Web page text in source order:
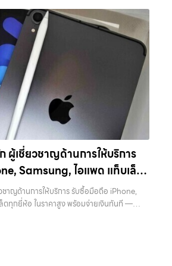
บางนา, บางพลี, เกษตรนวมินทร์, เสนานิคม,
รับซื้อโทรศัพท์, รับซื้อแมคบุค, รับซื้อโน๊ตบุ๊ค, รับ
ๆ เกี่ยวกับสินค้าไอที กรุงเทพฯ – เราพร้อมให้
เรา เราให้บริการแบบครบวงจรสำหรับลูกค้าที่
ว่าจะเป็น: รับซื้อไอโฟน ทุกรุ่น…
ารเงินด่วน เราจึงมอบบริการประเมินสภาพ
มยุ่งยากทั้งหลาย โดยเน้น โปร่งใส มั่นใจได้ และ
ายสำเร็จ บริการของเราครอบคลุมทั้ง iPhone
ทุกรุ่น, iPad และแท็บเล็ตทุกแบรนด์ เรารับถึงแม้
กแต่งแล้ว หรือมีรอยบ้าง เพราะมูลค่าของเครื่อง
ยู่กับสภาพจริง ความครบชุด และความสะดวกใน
ห้บริการในเขต ลาดพร้าว, รัชดา, บางรัก,
, รามอินทรา, บางนา, บางพลี, เกษตรนวมินทร์,
ที่ ไม่ว่าคุณจะค้นหาคำว่า “รับซื้อมือถือใกล้ฉัน”,
ทพ”, “ขาย iPad ได้ราคา”, “รับซื้อแท็บเล็ต
Samsung มือสอง ราคาสูง” — ที่นี่คือคำตอบ
ให้คุณได้รับราคาและความสะดวกสบายที่เหนือ
ริการที่คุณไว้วางใจ พร้อมทีมงานที่พร้อม
งที่ ตรวจสภาพอย่างมืออาชีพ และจ่ายเงินทันที
รณ์ของคุณเป็นเรื่องง่ายขึ้น ดีกว่า รวดเร็วกว่า
กเรา ผู้เชี่ยวชาญด้านการให้บริการ รับซื้อมือถือ
ด แท็บเล็ตทุกยี่ห้อ ในราคาสูง พร้อมจ่ายเงิน
ค วัชรพล รามอินทรา รับซื้อโน๊ตบุ๊คกรุงเทพ —
,รับซื้อโน๊ตบุ๊ค,รับซื้อไอโฟน, รับซื้อไอแพด, รับซื้อ
ริการครอบคลุมทั่วกรุงเทพ และพื้นที่ใกล้เคียง
มีบริการ รับซื้อแมคบุค,รับซื้อโน๊ตบุ๊ค,รับซื้อไอโฟน,
หรือ รับซื้อแท็บเล็ต บริการครอบคลุมทั่ว
งเทพ รับซื้อ iPad และแท็บเล็ตทุกแบรนด์ ทุก
เร็ว ประสบการณ์เหนือระดับกับการ รับซื้อไอ
มือถือ ยินดีต้อนรับสู่ “รับซื้อขายมือถือ.com”
ำหรับบริการ รับซื้อ มือถือ iPhone, Samsung,
ราคาสูง พร้อมจ่ายเงินทันที ครอบคลุมพื้นที่
จ้งวัฒนะ, บางแค, วัชรพล, รามอินทรา และเขต
ที่สุด ในยุคที่สมาร์ทโฟน แท็บเล็ต และอุปกรณ์ไอที
วงเวลา อุปกรณ์ที่คุณใช้แล้วอาจกลายเป็นของ
ซต์ของเราจึงเกิดขึ้นเพื่อเป็นทางเลือกให้คุณ
ใช้แล้วให้กลายเป็นเงินสดได้ทันที ด้วยบริการ รับ
ซื้อมือถือ, รับซื้อโทรศัพท์, รับซื้อโน๊ตบุ๊ค, รับซื้อ
งเทพมหานคร อย่างครบวงจร ไม่ว่าคุณจะอยู่
ผู้เชี่ยวชาญด้านการให้บริการ
Samsung, ไอแพด แท็บเล็ต
พร้อมจ่ายเงินทันที
าญด้านการให้บริการ รับซื้อมือถือ iPhone,
ตทุกยี่ห้อ ในราคาสูง พร้อมจ่ายเงินทันที —